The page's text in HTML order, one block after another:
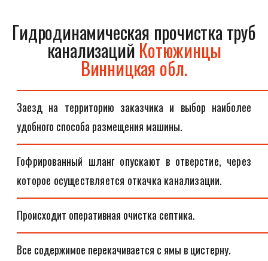
Гидродинамическая прочистка труб
канализаций Котюжинцы
Винницкая обл.
Заезд на территорию заказчика и выбор наиболее
удобного способа размещения машины.
Гофрированный шланг опускают в отверстие, через
которое осуществляется откачка канализации.
Происходит оперативная очистка септика.
Все содержимое перекачивается с ямы в цистерну.